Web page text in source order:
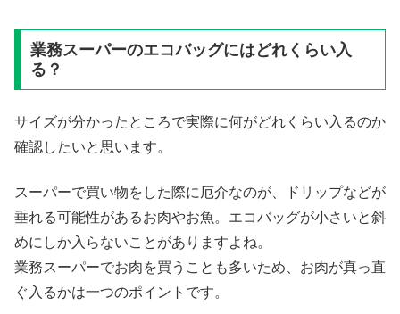
業務スーパーのエコバッグにはどれくらい入
る？
サイズが分かったところで実際に何がどれくらい入るのか
確認したいと思います。
スーパーで買い物をした際に厄介なのが、ドリップなどが
垂れる可能性があるお肉やお魚。エコバッグが小さいと斜
めにしか入らないことがありますよね。
業務スーパーでお肉を買うことも多いため、お肉が真っ直
ぐ入るかは一つのポイントです。